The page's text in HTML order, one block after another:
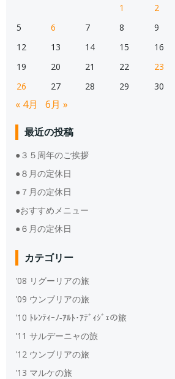
1
2
5
6 7 8 9
12
13 14 15 16
19
20 21 22 23
26
27 28 29 30
« 4月 6月 »
最近の投稿
●３５周年のご挨拶
●８月の定休日
●７月の定休日
●おすすめメニュー
●６月の定休日
カテゴリー
'08 リグーリアの旅
'09 ウンブリアの旅
'10 ﾄﾚﾝﾃｨｰﾉ‐ｱﾙﾄ･ｱﾃﾞｨｼﾞｪの旅
'11 サルデーニャの旅
'12 ウンブリアの旅
'13 マルケの旅